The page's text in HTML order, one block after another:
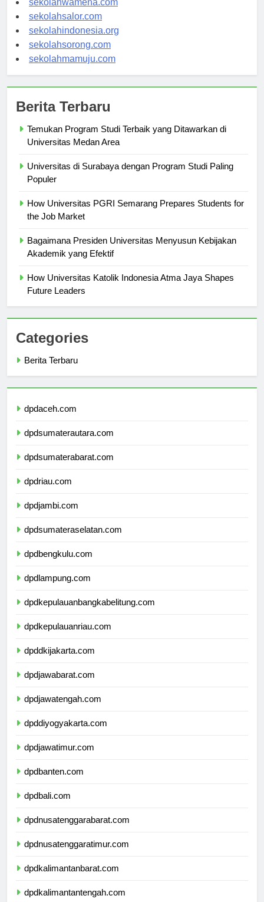
sekolahwamena.com
sekolahsalor.com
sekolahindonesia.org
sekolahsorong.com
Temukan Program Studi Terbaik yang Ditawarkan di
Universitas di Surabaya dengan Program Studi Paling
How Universitas PGRI Semarang Prepares Students for
Bagaimana Presiden Universitas Menyusun Kebijakan
How Universitas Katolik Indonesia Atma Jaya Shapes
Categories